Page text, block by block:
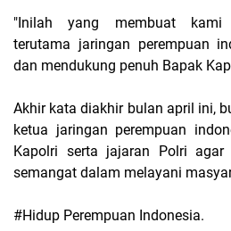
"Inilah yang membuat kami
terutama jaringan perempuan
dan mendukung penuh Bapak
Akhir kata diakhir bulan april ini,
ketua jaringan perempuan
Kapolri serta jajaran Polri
semangat dalam melayani
#Hidup Perempuan Indonesia.